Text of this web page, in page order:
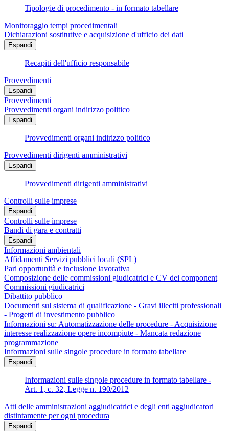
Tipologie di procedimento - in formato tabellare
Monitoraggio tempi procedimentali
Dichiarazioni sostitutive e acquisizione d'ufficio dei dati
Espandi
Recapiti dell'ufficio responsabile
Provvedimenti
Espandi
Provvedimenti
Provvedimenti organi indirizzo politico
Espandi
Provvedimenti organi indirizzo politico
Provvedimenti dirigenti amministrativi
Espandi
Provvedimenti dirigenti amministrativi
Controlli sulle imprese
Espandi
Controlli sulle imprese
Bandi di gara e contratti
Espandi
Informazioni ambientali
Affidamenti Servizi pubblici locali (SPL)
Pari opportunità e inclusione lavorativa
Composizione delle commissioni giudicatrici e CV dei component
Commissioni giudicatrici
Dibattito pubblico
Documenti sul sistema di qualificazione - Gravi illeciti professionali
- Progetti di investimento pubblico
Informazioni su: Automatizzazione delle procedure - Acquisizione
interesse realizzazione opere incompiute - Mancata redazione
programmazione
Informazioni sulle singole procedure in formato tabellare
Espandi
Informazioni sulle singole procedure in formato tabellare -
Art. 1, c. 32, Legge n. 190/2012
Atti delle amministrazioni aggiudicatrici e degli enti aggiudicatori
distintamente per ogni procedura
Espandi